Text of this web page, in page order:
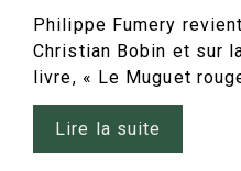
Philippe Fumery
Christian Bobin et sur
livre, « Le Muguet
Lire la suite